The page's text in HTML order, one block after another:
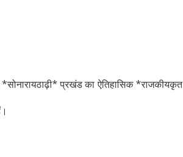
प्रखंड का ऐतिहासिक *राजकीयकृत